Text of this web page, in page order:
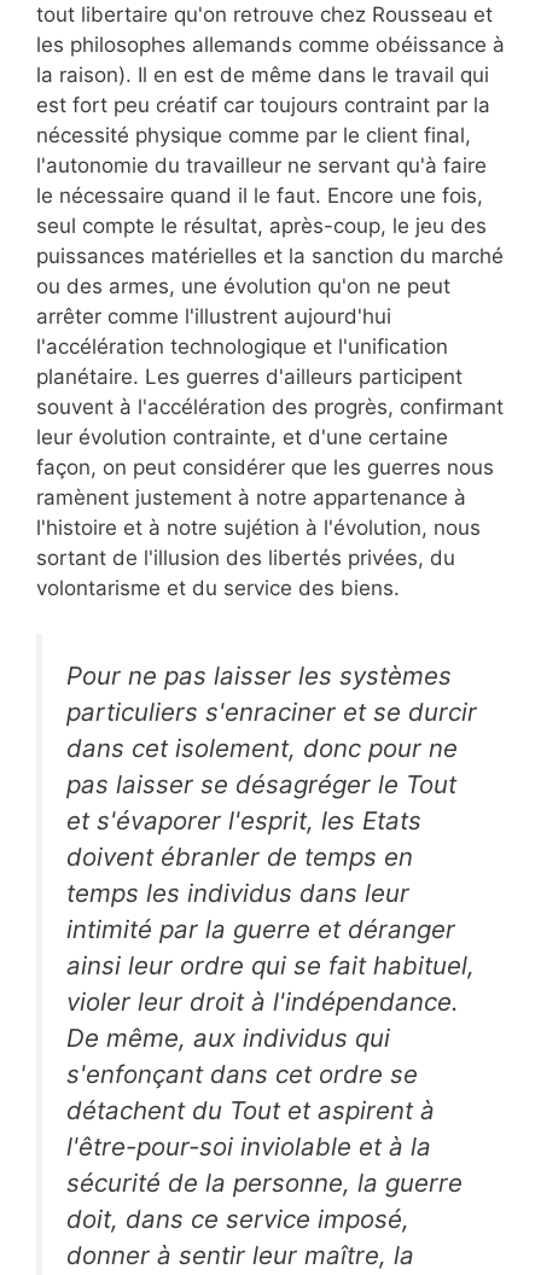
tout libertaire qu'on retrouve chez Rousseau et
les philosophes allemands comme obéissance à
la raison). Il en est de même dans le travail qui
est fort peu créatif car toujours contraint par la
nécessité physique comme par le client final,
l'autonomie du travailleur ne servant qu'à faire
le nécessaire quand il le faut. Encore une fois,
seul compte le résultat, après-coup, le jeu des
puissances matérielles et la sanction du marché
ou des armes, une évolution qu'on ne peut
arrêter comme l'illustrent aujourd'hui
l'accélération technologique et l'unification
planétaire. Les guerres d'ailleurs participent
souvent à l'accélération des progrès, confirmant
leur évolution contrainte, et d'une certaine
façon, on peut considérer que les guerres nous
ramènent justement à notre appartenance à
l'histoire et à notre sujétion à l'évolution, nous
sortant de l'illusion des libertés privées, du
volontarisme et du service des biens.
Pour ne pas laisser les systèmes
particuliers s'enraciner et se durcir
dans cet isolement, donc pour ne
pas laisser se désagréger le Tout
et s'évaporer l'esprit, les Etats
doivent ébranler de temps en
temps les individus dans leur
intimité par la guerre et déranger
ainsi leur ordre qui se fait habituel,
violer leur droit à l'indépendance.
De même, aux individus qui
s'enfonçant dans cet ordre se
détachent du Tout et aspirent à
l'être-pour-soi inviolable et à la
sécurité de la personne, la guerre
doit, dans ce service imposé,
donner à sentir leur maître, la